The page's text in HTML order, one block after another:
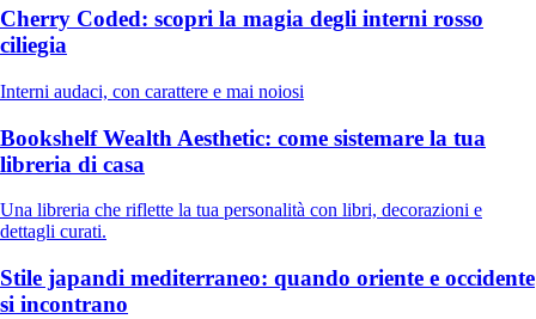
Cherry Coded: scopri la magia degli interni rosso
ciliegia
Interni audaci, con carattere e mai noiosi
Bookshelf Wealth Aesthetic: come sistemare la tua
libreria di casa
Una libreria che riflette la tua personalità con libri, decorazioni e
dettagli curati.
Stile japandi mediterraneo: quando oriente e occidente
si incontrano